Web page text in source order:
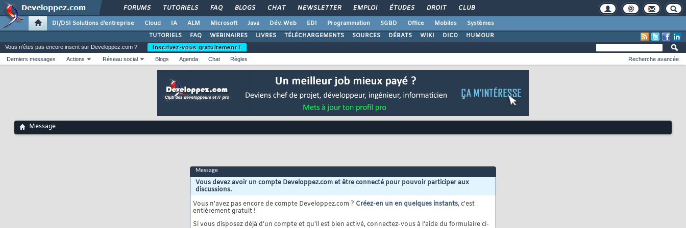
FORUMS TUTORIELS FAQ BLOGS CHAT NEWSLETTER EMPLOI ÉTUDES DROIT CLUB
DI/DSI Solutions d'entreprise Cloud IA ALM Microsoft Java Dév. Web EDI Programmation SGBD Office Mobiles
Systèmes
TUTORIELS
FAQ WEBINAIRES LIVRES TÉLÉCHARGEMENTS SOURCES DÉBATS WIKI DICO HUMOUR
Vous n'êtes pas encore inscrit sur Developpez.com ?
Inscrivez-vous gratuitement !
Derniers messages
Actions Réseau social Blogs Agenda Chat Règles Recherche avancée
Message
Message
Vous devez avoir un compte Developpez.com et être connecté pour pouvoir participer aux
discussions.
Vous n'avez pas encore de compte Developpez.com ? Créez-en un en quelques instants, c'est
entièrement gratuit !
Si vous disposez déjà d'un compte et qu'il est bien activé, connectez-vous à l'aide du formulaire ci-